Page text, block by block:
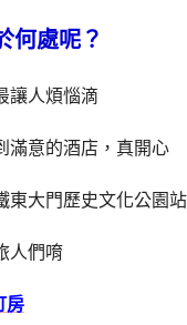
何處呢？
讓人煩惱滴
滿意的酒店，真開心
東大門歷史文化公園
人們唷
房